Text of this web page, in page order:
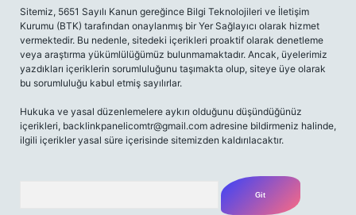
Sitemiz, 5651 Sayılı Kanun gereğince Bilgi Teknolojileri ve İletişim
Kurumu (BTK) tarafından onaylanmış bir Yer Sağlayıcı olarak hizmet
vermektedir. Bu nedenle, sitedeki içerikleri proaktif olarak denetleme
veya araştırma yükümlülüğümüz bulunmamaktadır. Ancak, üyelerimiz
yazdıkları içeriklerin sorumluluğunu taşımakta olup, siteye üye olarak
bu sorumluluğu kabul etmiş sayılırlar.
Hukuka ve yasal düzenlemelere aykırı olduğunu düşündüğünüz
içerikleri, backlinkpanelicomtr@gmail.com adresine bildirmeniz halinde,
ilgili içerikler yasal süre içerisinde sitemizden kaldırılacaktır.